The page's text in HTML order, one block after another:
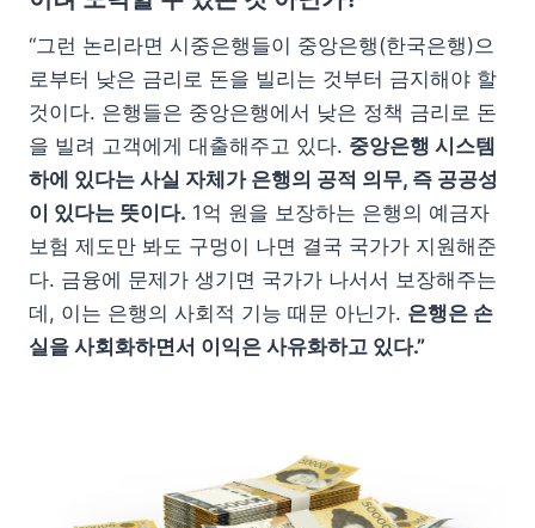
“그런 논리라면 시중은행들이 중앙은행(한국은행)으
로부터 낮은 금리로 돈을 빌리는 것부터 금지해야 할
것이다. 은행들은 중앙은행에서 낮은 정책 금리로 돈
을 빌려 고객에게 대출해주고 있다. 중앙은행 시스템
하에 있다는 사실 자체가 은행의 공적 의무, 즉 공공성
이 있다는 뜻이다. 1억 원을 보장하는 은행의 예금자
보험 제도만 봐도 구멍이 나면 결국 국가가 지원해준
다. 금융에 문제가 생기면 국가가 나서서 보장해주는
데, 이는 은행의 사회적 기능 때문 아닌가. 은행은 손
실을 사회화하면서 이익은 사유화하고 있다.”